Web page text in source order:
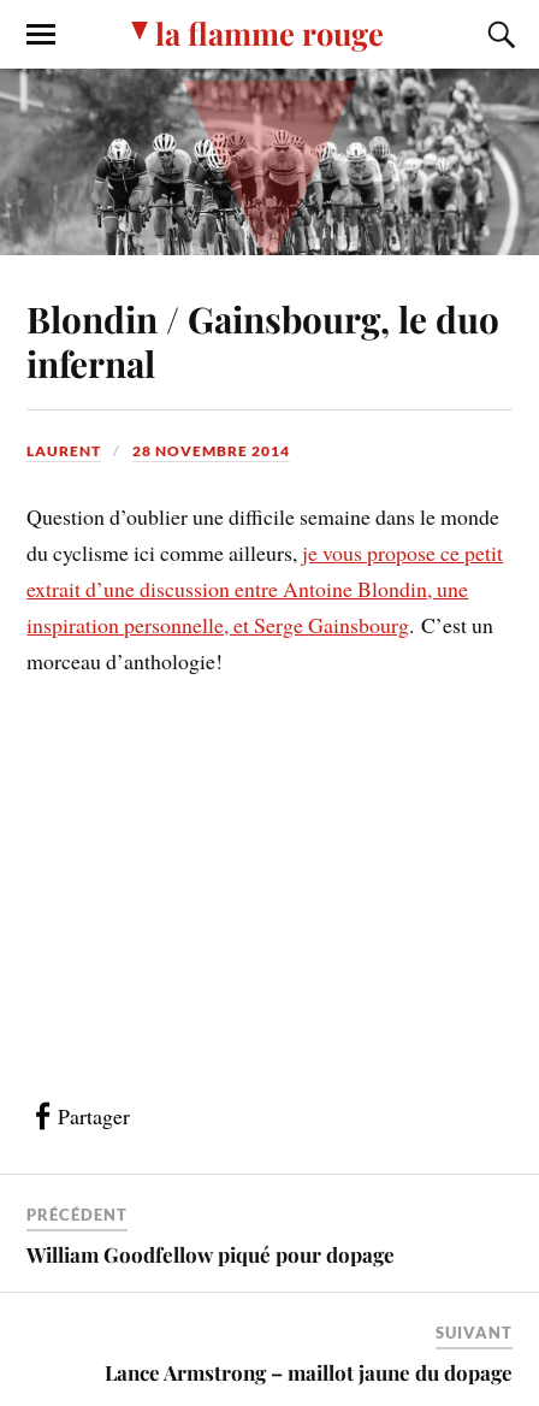
la flamme rouge
Blondin / Gainsbourg, le duo
infernal
LAURENT 28 NOVEMBRE 2014
Question d’oublier une difficile semaine dans le monde
du cyclisme ici comme ailleurs,je vous propose ce petit
extrait d’une discussion entre Antoine Blondin, une
inspiration personnelle, et Serge Gainsbourg. C’est un
morceau d’anthologie!
Partager
PRÉCÉDENT
William Goodfellow piqué pour dopage
SUIVANT
Lance Armstrong – maillot jaune du dopage